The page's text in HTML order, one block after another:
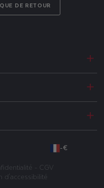
DE RETOUR
-€
CGV
d'accessibilité